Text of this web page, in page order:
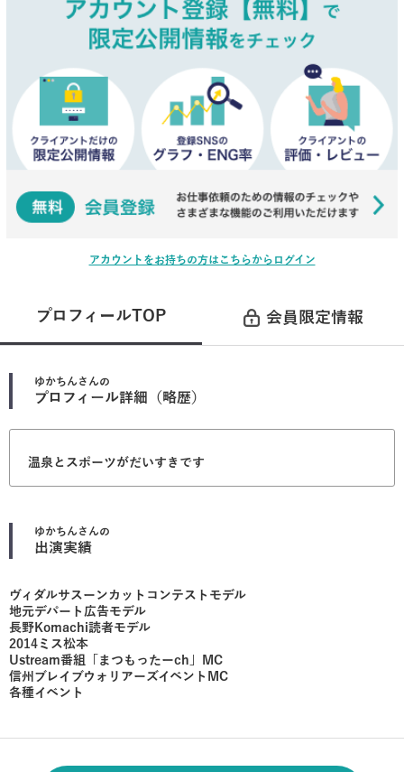
アカウントをお持ちの方はこちらからログイン
プロフィールTOP 会員限定情報
ゆかちん さんの
プロフィール詳細（略歴）
温泉とスポーツがだいすきです
ゆかちん さんの
出演実績
ヴィダルサスーンカットコンテストモデル
地元デパート広告モデル
長野Komachi読者モデル
2014ミス松本
Ustream番組「まつもったーch」MC
信州ブレイブウォリアーズイベントMC
各種イベント